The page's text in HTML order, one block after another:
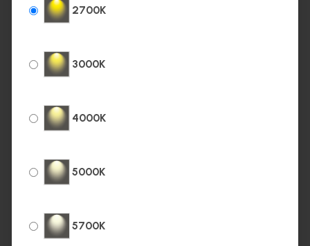
2700K
3000K
4000K
5000K
5700K